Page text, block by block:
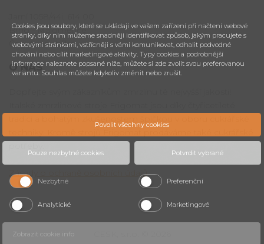
Brno - Maloměřice
Česká republika
O NÁS
Zásady o ochraně osobních údajů.
Cookies jsou soubory, které se ukládají ve vašem zařízení při načtení webové
stránky, díky nim můžeme snadněji identifikovat způsob, jakým pracujete s
webovými stránkami, vstřícněji s vámi komunikovat, odhalit podvodné
chování nebo cílit marketingové aktivity. Typy cookies a podrobnější
informace naleznete popsané níže, můžete si zde zvolit svou preferovanou
variantu. Souhlas můžete kdykoliv změnit nebo zrušit.
Pouze nezbytné cookies Potvrdit vybrané
Povolit všechny cookies
Nezbytné Preferenční
Analytické Marketingové
Zobrazit cookie info